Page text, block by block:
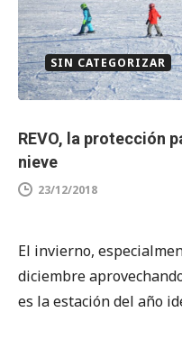
SIN CATEGORIZAR
REVO, la protección
nieve
23/12/2018
El invierno,
diciembre
es la estación del año